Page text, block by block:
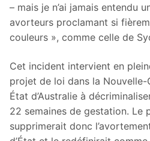
– mais je n’ai jamais entendu
avorteurs proclamant si
couleurs », comme celle de
Cet incident intervient en
projet de loi dans la Nouvelle-
État d’Australie à
22 semaines de gestation. Le
supprimerait donc